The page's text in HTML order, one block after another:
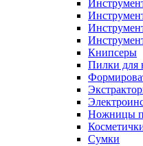
Книпсеры
Пилки для
Ножницы
Сумки